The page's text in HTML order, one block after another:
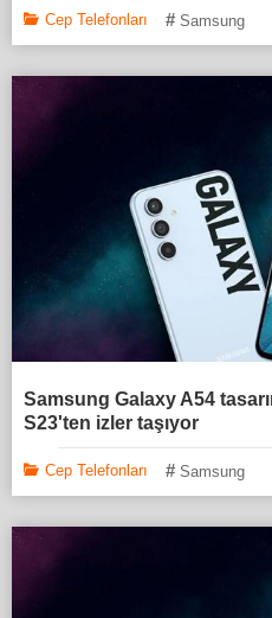
Cep Telefonları # Samsung
Samsung Galaxy A54
S23'ten izler taşıyor
Cep Telefonları # Samsung